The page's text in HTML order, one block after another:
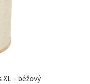
– béžový